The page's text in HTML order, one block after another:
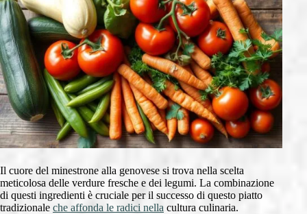
Il cuore del minestrone alla genovese si trova nella scelta
meticolosa delle verdure fresche e dei legumi. La combinazione
di questi ingredienti è cruciale per il successo di questo piatto
tradizionale che affonda le radici nella cultura culinaria.